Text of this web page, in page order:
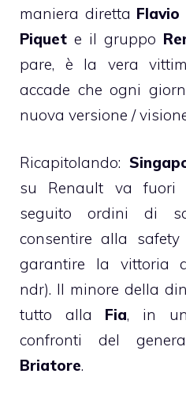
maniera diretta
Piquet e il gruppo
pare, è la vera
accade che ogni
nuova versione /
Ricapitolando:
su Renault va fuori
seguito ordini di
consentire alla
garantire la vittoria
ndr). Il minore della
tutto alla Fia, in
confronti del
Briatore.